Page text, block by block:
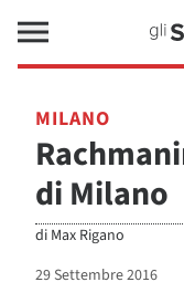
MILANO
di Milano
di Max Rigano
29 Settembre 2016